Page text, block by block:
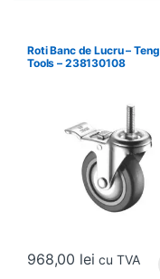
Roti Banc de Lucru – Teng
Tools – 238130108
968,00 lei cu TVA